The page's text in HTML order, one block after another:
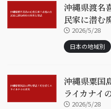
沖縄県渡名
民家に潜む
2026/5/28
日本の地域別
沖縄県粟国
ライカナイ
2026/5/28